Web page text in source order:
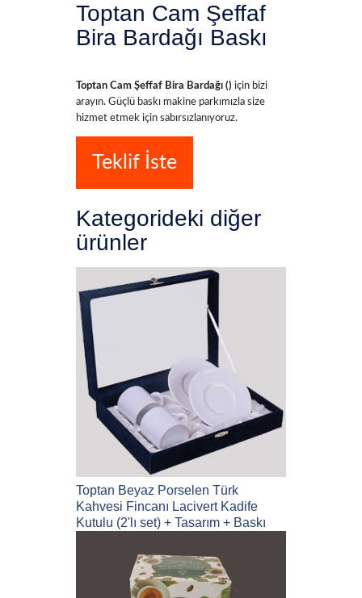
Toptan Cam Şeffaf
Bira Bardağı Baskı
Toptan Cam Şeffaf Bira Bardağı () için bizi
arayın. Güçlü baskı makine parkımızla size
hizmet etmek için sabırsızlanıyoruz.
Teklif İste
Kategorideki diğer
ürünler
Toptan Beyaz Porselen Türk
Kahvesi Fincanı Lacivert Kadife
Kutulu (2'lı set) + Tasarım + Baskı